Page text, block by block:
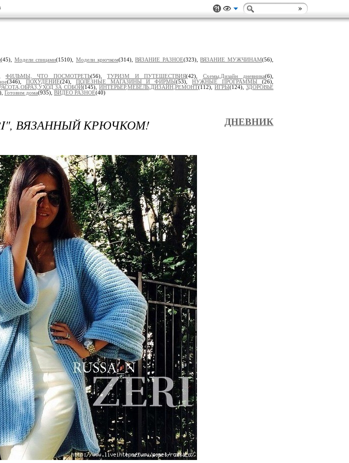
(45), Модели спицами(1510), Модели крючком(314),ВЯЗАНИЕ РАЗНОЕ(323),ВЯЗАНИЕ МУЖЧИНАМ(56),
ФИЛЬМЫ, ЧТО ПОСМОТРЕТЬ(56),ТУРИЗМ И ПУТЕШЕСТВИЯ(42), Схемы,Дизайн дневника(6),
(346), ПОХУДЕНИЕ(24), ПОЛЕЗНЫЕ МАГАЗИНЫ И ФИРМЫ(53),НУЖНЫЕ ПРОГРАММЫ(26),
ЗА СОБОЙ(145),ИНТЕРЬЕР,МЕБЕЛЬ,ДИЗАЙН,РЕМОНТ(112),ИГРЫ(124),ЗДОРОВЬЕ
Готовим дома(935), ВИДЕО РАЗНОЕ(40)
ВЯЗАННЫЙ КРЮЧКОМ! ДНЕВНИК